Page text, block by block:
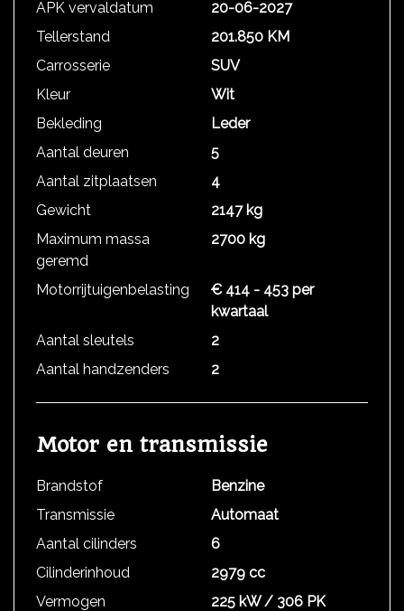
APK vervaldatum
20-06-2027
Tellerstand
201.850 KM
Carrosserie
SUV
Kleur
Wit
Bekleding
Leder
Aantal deuren
5
Aantal zitplaatsen
4
Gewicht
2147 kg
Maximum massa
geremd
2700 kg
Motorrijtuigenbelasting
€ 414 - 453 per
kwartaal
Aantal sleutels
2
Aantal handzenders
2
Motor en transmissie
Brandstof
Benzine
Transmissie
Automaat
Aantal cilinders
6
Cilinderinhoud
2979 cc
Vermogen
225 kW / 306 PK